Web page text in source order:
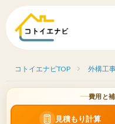
コトイエナビTOP 外構工
費用と
見積もり計算